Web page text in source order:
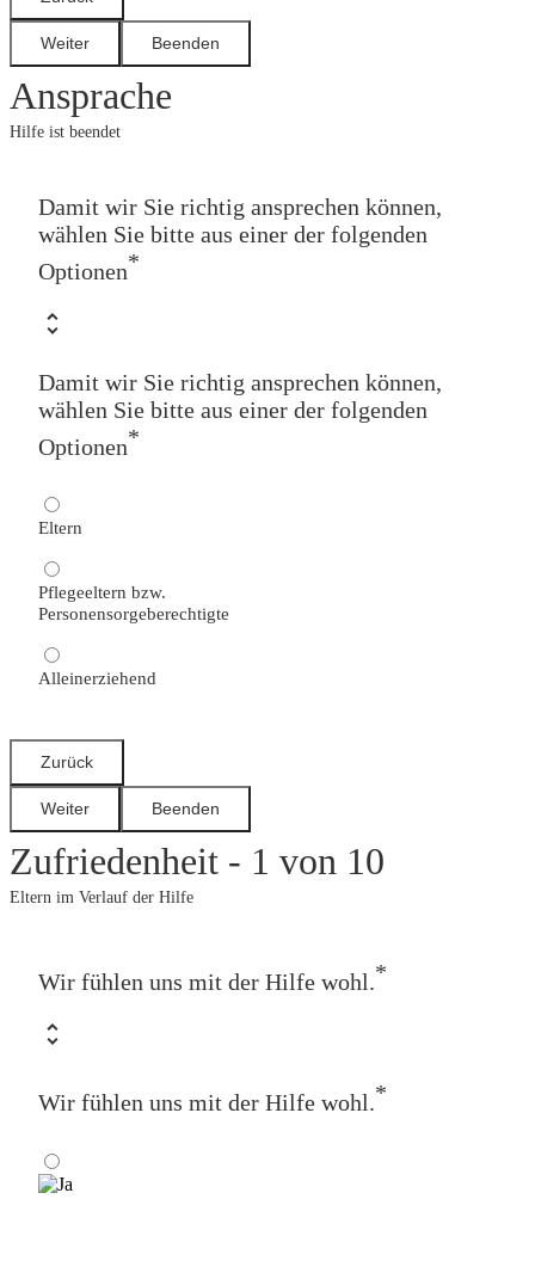
Ansprache
Hilfe ist beendet
Damit wir Sie richtig ansprechen können,
wählen Sie bitte aus einer der folgenden
Optionen*
Damit wir Sie richtig ansprechen können,
wählen Sie bitte aus einer der folgenden
Optionen*
Eltern
Pflegeeltern bzw.
Personensorgeberechtigte
Alleinerziehend
Zufriedenheit - 1 von 10
Eltern im Verlauf der Hilfe
Wir fühlen uns mit der Hilfe wohl.*
Wir fühlen uns mit der Hilfe wohl.*